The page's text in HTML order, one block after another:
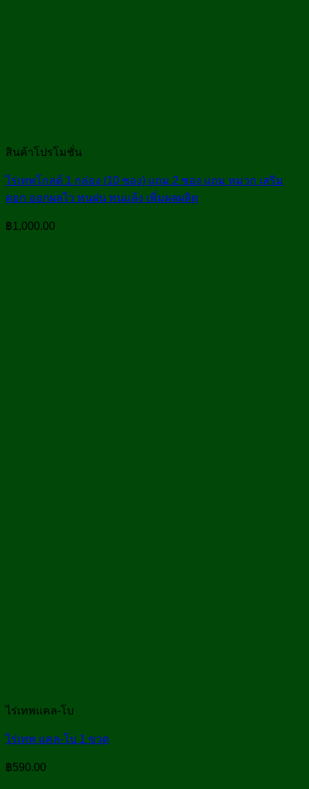
สินค้าโปรโมชั่น
ไร่เทพโกลด์ 1 กล่อง (10 ซอง) แถม 2 ซอง แถม หมวก เสริม
ดอก ออกผลไว ทนฝน ทนแล้ง เพิ่มผลผลิต
฿1,000.00
ไร่เทพแคล-โบ
ไร่เทพ แคล-โบ 1 ขวด
฿590.00